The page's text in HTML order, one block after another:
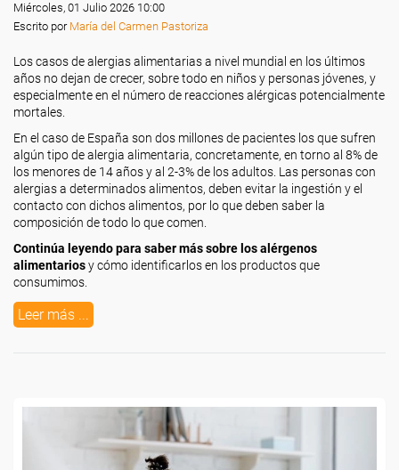
Miércoles, 01 Julio 2026 10:00
Escrito por María del Carmen Pastoriza
Los casos de alergias alimentarias a nivel mundial en los últimos
años no dejan de crecer, sobre todo en niños y personas jóvenes, y
especialmente en el número de reacciones alérgicas potencialmente
mortales.
En el caso de España son dos millones de pacientes los que sufren
algún tipo de alergia alimentaria, concretamente, en torno al 8% de
los menores de 14 años y al 2-3% de los adultos. Las personas con
alergias a determinados alimentos, deben evitar la ingestión y el
contacto con dichos alimentos, por lo que deben saber la
composición de todo lo que comen.
Continúa leyendo para saber más sobre los alérgenos
alimentariosy cómo identificarlos en los productos que
consumimos.
Leer más ...